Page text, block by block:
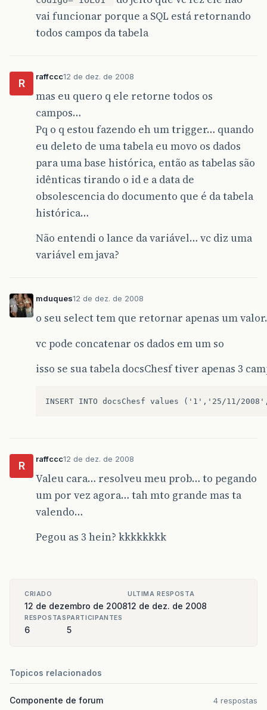
vai funcionar porque a SQL está retornando
todos campos da tabela
R
raffccc12 de dez. de 2008
mas eu quero q ele retorne todos os
campos…
Pq o q estou fazendo eh um trigger… quando
eu deleto de uma tabela eu movo os dados
para uma base histórica, então as tabelas são
idênticas tirando o id e a data de
obsolescencia do documento que é da tabela
histórica…
Não entendi o lance da variável… vc diz uma
variável em java?
mduques12 de dez. de 2008
o seu select tem que retornar apenas um
vc pode concatenar os dados em um so
isso se sua tabela docsChesf tiver apenas 3
R
raffccc12 de dez. de 2008
Valeu cara… resolveu meu prob… to pegando
um por vez agora… tah mto grande mas ta
valendo…
Pegou as 3 hein? kkkkkkkk
CRIADO
12 de dezembro de 2008
ULTIMA RESPOSTA
12 de dez. de 2008
RESPOSTAS
6
PARTICIPANTES
5
Topicos relacionados
Componente de forum 4 respostas